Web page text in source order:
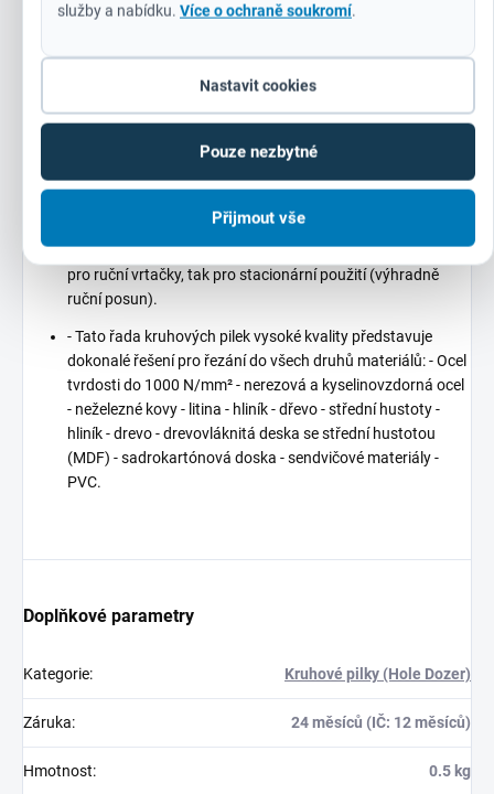
služby a nabídku. Více o ochraně soukromí.
Nastavit cookies
Pouze nezbytné
Přijmout vše
Konstrukce zadní desky - desky jsou vyrobeny ze silné oceli,
zadní části prodlužují odolnost a tuhost a zároveň
minimalizují vibrace. - 4 unášecí otvory pro snadnější
deska je důležitá zejména pro kruhové pily s větším
Šikmé drážky přispívají k odstraňování a vytlačování jádra.
Aplikace - vysoce kvalitní technika produkce zaručuje
vysokou přesnost otáček a kruhové pily jsou tak vhodné jak
pro ruční vrtačky, tak pro stacionární použití (výhradně
ruční posun).
- Tato řada kruhových pilek vysoké kvality představuje
dokonalé řešení pro řezání do všech druhů materiálů: - Ocel
tvrdosti do 1000 N/mm² - nerezová a kyselinovzdorná ocel
- neželezné kovy - litina - hliník - dřevo - střední hustoty -
hliník - drevo - drevovláknitá deska se střední hustotou
(MDF) - sadrokartónová doska - sendvičové materiály -
PVC.
Doplňkové parametry
Kategorie: Kruhové pilky (Hole Dozer)
Záruka: 24 měsíců (IČ: 12 měsíců)
Hmotnost: 0.5 kg